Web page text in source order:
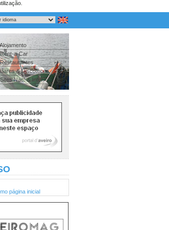
a-Car
& Discotecas
Nac. & Inter.
página inicial